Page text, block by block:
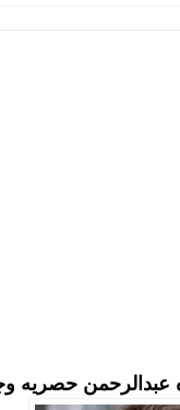
عبدالرحمن حصريه